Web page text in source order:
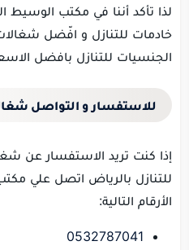
لذا تأكد أننا في مكتب الوسيط
خادمات للتنازل و افّضل
الجنسيات للتنازل بافضل
للاستفسار و التواصل
إذا كنت تريد الاستفسار عن
للتنازل بالرياض اتصل علي
الأرقام التالية:
0532787041